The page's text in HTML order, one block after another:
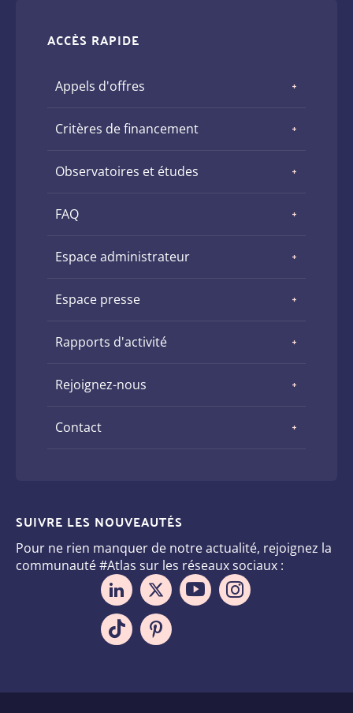
ACCÈS RAPIDE
Appels d'offres
Critères de financement
Observatoires et études
FAQ
Espace administrateur
Espace presse
Rapports d'activité
Rejoignez-nous
Contact
SUIVRE LES NOUVEAUTÉS
Pour ne rien manquer de notre actualité, rejoignez la
communauté #Atlas sur les réseaux sociaux :